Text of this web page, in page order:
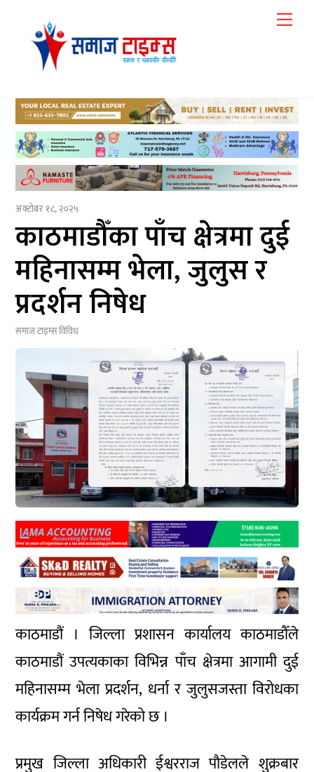
content
अक्टोबर १८, २०२५
काठमाडौँका पाँच क्षेत्रमा दुई
महिनासम्म भेला, जुलुस र
प्रदर्शन निषेध
समाज टाइम्सविविध
काठमाडौं । जिल्ला प्रशासन कार्यालय काठमाडौँले
काठमाडौं उपत्यकाका विभिन्न पाँच क्षेत्रमा आगामी दुई
महिनासम्म भेला प्रदर्शन, धर्ना र जुलुसजस्ता विरोधका
कार्यक्रम गर्न निषेध गरेको छ ।
प्रमुख जिल्ला अधिकारी ईश्वरराज पौडेलले शुक्रबार